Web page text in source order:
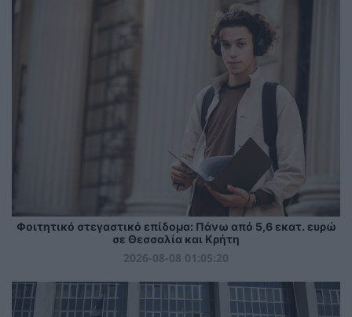
Φοιτητικό στεγαστικό επίδομα: Πάνω από 5,6 εκατ. ευρώ
σε Θεσσαλία και Κρήτη
2026-08-08 01:05:20